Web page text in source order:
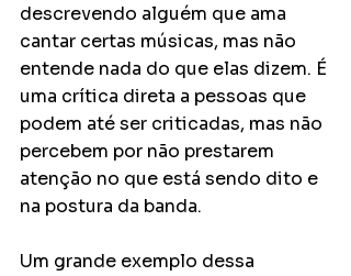
descrevendo alguém que ama
cantar certas músicas, mas não
entende nada do que elas dizem. É
uma crítica direta a pessoas que
podem até ser criticadas, mas não
percebem por não prestarem
atenção no que está sendo dito e
na postura da banda.
Um grande exemplo dessa